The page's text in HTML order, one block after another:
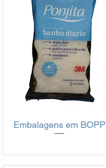
Visualização rápida
Embalagens em BOPP